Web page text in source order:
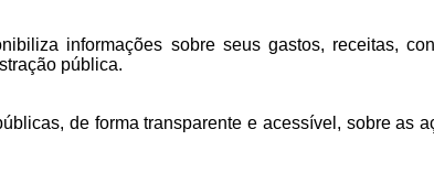
informações sobre seus gastos, receitas,
pública.
de forma transparente e acessível, sobre as